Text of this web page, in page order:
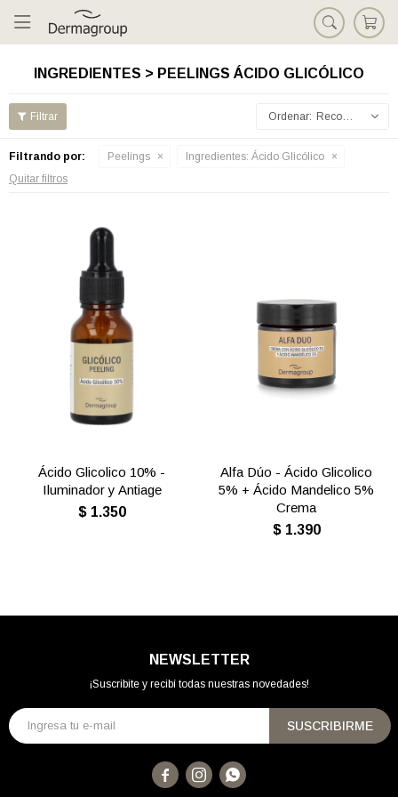

INGREDIENTES > PEELINGS ÁCIDO GLICÓLICO
Recomendados
Filtrando por: Peelings Ingredientes: Ácido Glicólico
Quitar filtros
Ácido Glicolico 10% -
Iluminador y Antiage
$ 1.350
Alfa Dúo - Ácido Glicolico
5% + Ácido Mandelico 5%
Crema
$ 1.390
NEWSLETTER
¡Suscribite y recibí todas nuestras novedades!
SUSCRIBIRME
  